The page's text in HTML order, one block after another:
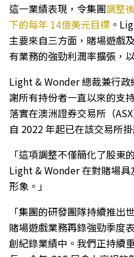
這一業績表現，令集團調整
下的每年 14億美元目標 。
主要來自三方面，賭場遊戲
有業務的強勁利潤率擴張，
Light & Wonder 總裁兼行
謝所有持份者一直以來的支
落實在澳洲證券交易所（
自 2022 年起已在該交易所掛
「這項調整不僅簡化了股東
Light & Wonder 在對賭場
形象。」
「集團的研發團隊持續推出
賭場遊戲業務再錄強勁季度
創紀錄業績中。我們正持續